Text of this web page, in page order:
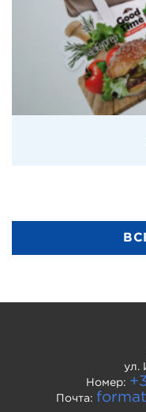
ул.
Номер:
Почта: